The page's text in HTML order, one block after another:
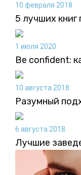
10 февраля 2018
5 лучших книг
1 июля 2020
Be confident:
10 августа 2018
Разумный
6 августа 2018
Лучшие